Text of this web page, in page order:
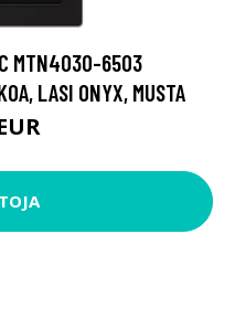
MTN4030-6503
LASI ONYX, MUSTA